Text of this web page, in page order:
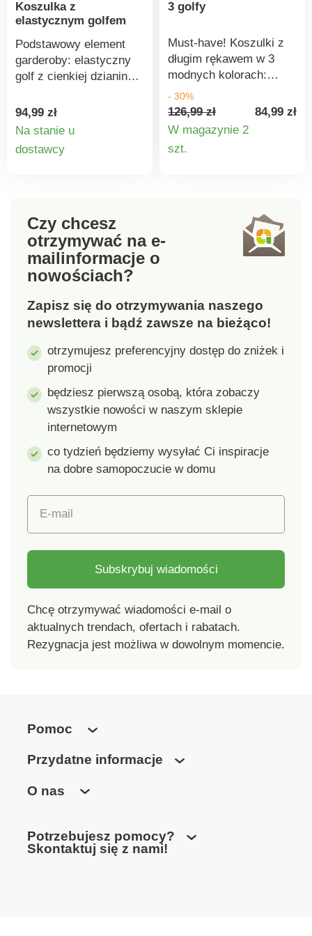
poza obowiązujące
pralce.
Koszulka z
elastycznym golfem
Podstawowy element
garderoby: elastyczny
golf z cienkiej dzianiny,
skórę. Elastyczna
bawełna jest łatwa w
Stójka. Długie rękawy.
identyfikuje produkty
tekstylne, które zostały
poddane testom
laboratoryjnym pod
kątem szerokiej gamy
szkodliwych substancji,
a produkt jest
obowiązujące normy.
Można prać w pralce.
94,99 zł
Na stanie u
dostawcy
3 golfy
Must-have! Koszulki z
długim rękawem w 3
modnych kolorach:
bordowym, zielonym i
czarnym! Idealne
połączenie na
chłodniejsze dni.
Klasyczny krój,
zachowanie kształtu.
- 30%
126,99 zł
84,99 zł
W magazynie 2
szt.
Czy chcesz
otrzymywać na e-
mailinformacje o
nowościach?
Zapisz się do otrzymywania naszego
newslettera i bądź zawsze na bieżąco!
otrzymujesz preferencyjny dostęp do zniżek i
promocji
będziesz pierwszą osobą, która zobaczy
wszystkie nowości w naszym sklepie
internetowym
co tydzień będziemy wysyłać Ci inspiracje
na dobre samopoczucie w domu
E-mail
Subskrybuj wiadomości
Chcę otrzymywać wiadomości e-mail o
aktualnych trendach, ofertach i rabatach.
Rezygnacja jest możliwa w dowolnym momencie.
Pomoc
Przydatne informacje
O nas
Potrzebujesz pomocy?
Skontaktuj się z nami!